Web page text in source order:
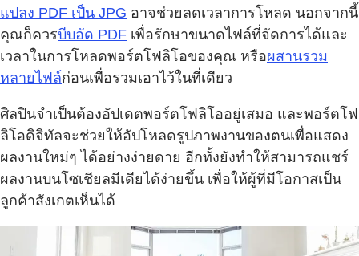
แปลง PDF เป็น JPG อาจช่วยลดเวลาการโหลด นอกจากนี้
คุณก็ควรบีบอัด PDF เพื่อรักษาขนาดไฟล์ที่จัดการได้และ
เวลาในการโหลดพอร์ตโฟลิโอของคุณ หรือผสานรวม
หลายไฟล์ก่อนเพื่อรวมเอาไว้ในที่เดียว
ศิลปินจำเป็นต้องอัปเดตพอร์ตโฟลิโออยู่เสมอ และพอร์ตโฟ
ลิโอดิจิทัลจะช่วยให้อัปโหลดรูปภาพงานของตนเพื่อแสดง
ผลงานใหม่ๆ ได้อย่างง่ายดาย อีกทั้งยังทำให้สามารถแชร์
ผลงานบนโซเชียลมีเดียได้ง่ายขึ้น เพื่อให้ผู้ที่มีโอกาสเป็น
ลูกค้าสังเกตเห็นได้